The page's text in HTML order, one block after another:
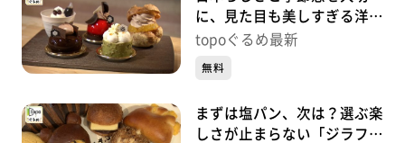
に、見た目も美しすぎる洋菓
子「九二四四」（青葉区二日
topoぐるめ最新
無料
まずは塩パン、次は？選ぶ楽
しさが止まらない「ジラフ